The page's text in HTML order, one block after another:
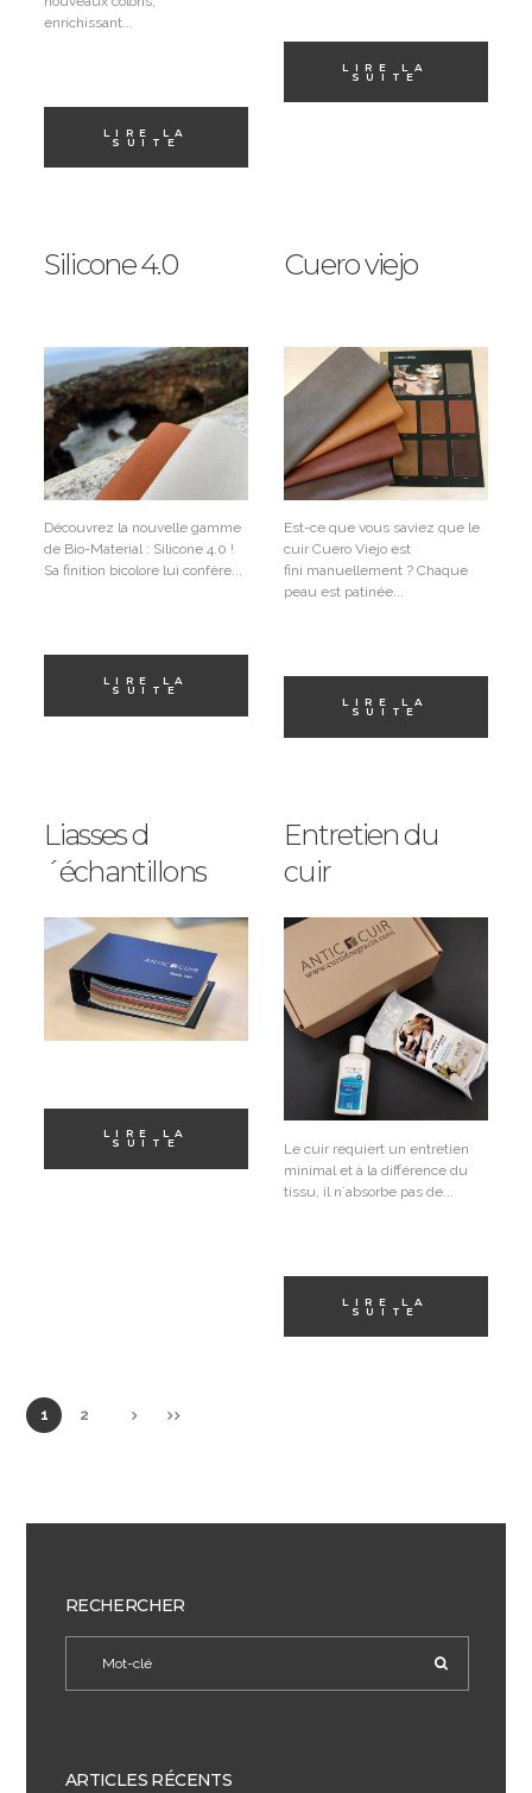
enrichissant...
LIRE LA
SUITE
LIRE LA
SUITE
Silicone 4.0
Découvrez la nouvelle gamme
de Bio-Material : Silicone 4.0 !
Sa finition bicolore lui confère...
LIRE LA
SUITE
Cuero viejo
Est-ce que vous saviez que le
cuir Cuero Viejo est
fini manuellement ? Chaque
peau est patinée...
LIRE LA
SUITE
Liasses d
´échantillons
LIRE LA
SUITE
Entretien du
cuir
Le cuir requiert un entretien
minimal et à la différence du
tissu, il n´absorbe pas de...
LIRE LA
SUITE
1 2
RECHERCHER
ARTICLES RÉCENTS